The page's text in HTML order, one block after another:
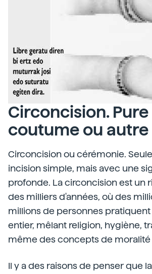
Circoncision. Pure
coutume ou autre
Circoncision ou cérémonie.
incision simple, mais avec une
profonde. La circoncision est un
des milliers d'années, où des
millions de personnes
entier, mêlant religion, hygiène,
même des concepts de moralité
Il y a des raisons de penser que